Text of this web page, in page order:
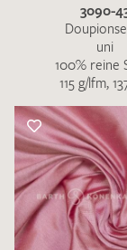
3090-
uni
100% reine
115 g/lfm,